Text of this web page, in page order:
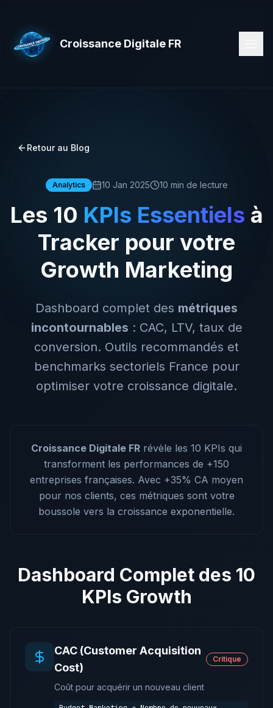
Croissance Digitale FR
Retour au Blog
Analytics 10 Jan 2025 10 min de lecture
Les 10 KPIs Essentiels à
Tracker pour votre
Growth Marketing
Dashboard complet des métriques
incontournables : CAC, LTV, taux de
conversion. Outils recommandés et
benchmarks sectoriels France pour
optimiser votre croissance digitale.
Croissance Digitale FR révèle les 10 KPIs qui
transforment les performances de +150
entreprises françaises. Avec +35% CA moyen
pour nos clients, ces métriques sont votre
boussole vers la croissance exponentielle.
Dashboard Complet des 10
KPIs Growth
CAC (Customer Acquisition
Cost)
Critique
Coût pour acquérir un nouveau client